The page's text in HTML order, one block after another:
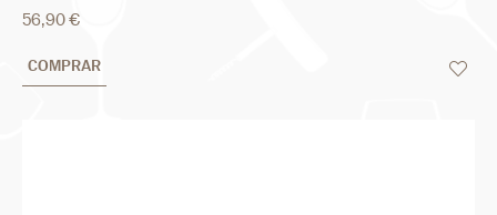
56,90 €
COMPRAR